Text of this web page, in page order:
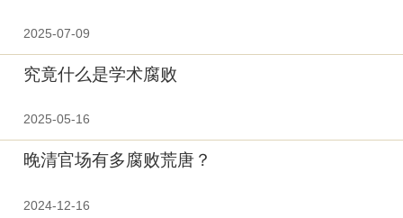
2025-07-09
究竟什么是学术腐败
2025-05-16
晚清官场有多腐败荒唐？
2024-12-16